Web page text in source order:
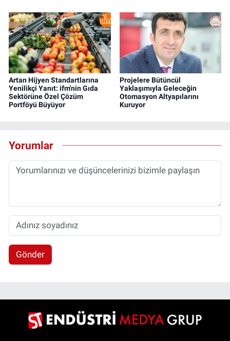
Artan Hijyen Standartlarına
Yenilikçi Yanıt: ifm'nin Gıda
Sektörüne Özel Çözüm
Portföyü Büyüyor
Projelere Bütüncül
Yaklaşımıyla Geleceğin
Otomasyon Altyapılarını
Kuruyor
Yorumlar
Gönder